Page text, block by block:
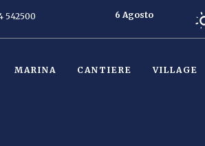
542500
6 Agosto
MARINA CANTIERE VILLAGE